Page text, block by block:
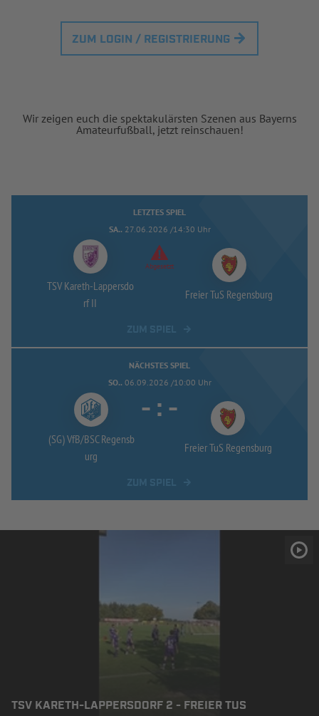
ZUM LOGIN / REGISTRIERUNG
Wir zeigen euch die spektakulärsten Szenen aus Bayerns
Amateurfußball, jetzt reinschauen!
LETZTES SPIEL
SA.. 27.06.2026 /14:30 Uhr
TSV Kareth-Lappersdo
rf II
Abgesetzt
Freier TuS Regensburg
NÄCHSTES SPIEL
SO.. 06.09.2026 /10:00 Uhr
(SG) VfB/BSC Regensb
urg
- : -
Freier TuS Regensburg
TSV KARETH-LAPPERSDORF 2 - FREIER TUS